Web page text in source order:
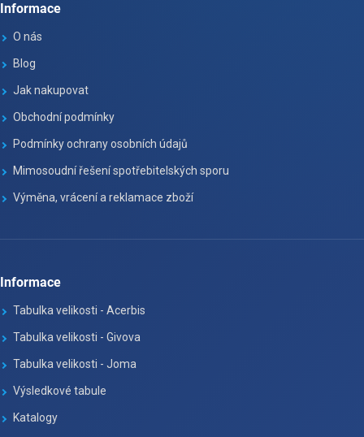
Informace
O nás
Blog
Jak nakupovat
Obchodní podmínky
Podmínky ochrany osobních údajů
Mimosoudní řešení spotřebitelských sporu
Výměna, vrácení a reklamace zboží
Informace
Tabulka velikosti - Acerbis
Tabulka velikosti - Givova
Tabulka velikosti - Joma
Výsledkové tabule
Katalogy